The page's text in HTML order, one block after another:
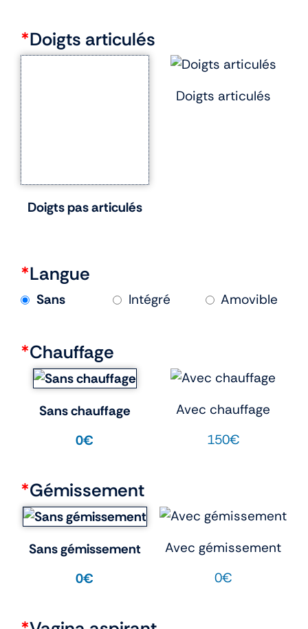
*Doigts articulés
Doigts pas articulés
Doigts articulés
*Langue
Sans Intégré Amovible
*Chauffage
Sans chauffage
0€
Avec chauffage
150€
*Gémissement
Sans gémissement
0€
Avec gémissement
0€